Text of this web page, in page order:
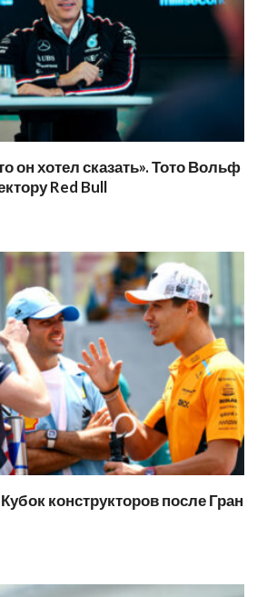
он хотел сказать». Тото Вольф
Red Bull
конструкторов после Гран